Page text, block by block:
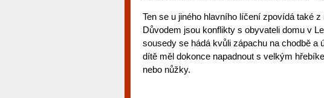
Ten se u jiného hlavního líčení zpovídá také
Důvodem jsou konflikty s obyvateli domu v
sousedy se hádá kvůli zápachu na chodbě
dítě měl dokonce napadnout s velkým
nebo nůžky.